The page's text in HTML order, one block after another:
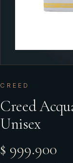
CREED
Creed
Unisex
$ 999.900